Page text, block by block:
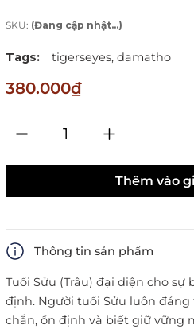
SKU: (Đang cập nhật...)
Tags: tigerseyes, damatho
380.000₫
Thêm vào
Thông tin sản phẩm
Tuổi Sửu (Trâu) đại diện cho sự
định. Người tuổi Sửu luôn đáng
chắn, ổn định và biết giữ vững